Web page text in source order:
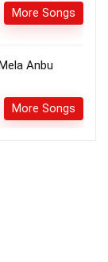
More Songs
Anbu
More Songs